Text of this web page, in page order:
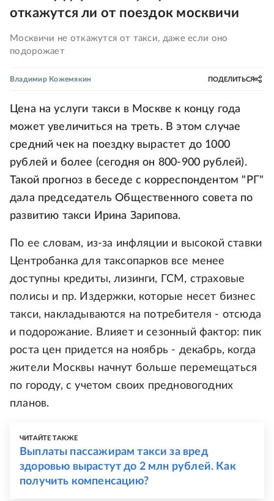
откажутся ли от поездок москвичи
Москвичи не откажутся от такси, даже если оно
подорожает
Владимир Кожемякин ПОДЕЛИТЬСЯ
Цена на услуги такси в Москве к концу года
может увеличиться на треть. В этом случае
средний чек на поездку вырастет до 1000
рублей и более (сегодня он 800-900 рублей).
Такой прогноз в беседе с корреспондентом "РГ"
дала председатель Общественного совета по
развитию такси Ирина Зарипова.
По ее словам, из-за инфляции и высокой ставки
Центробанка для таксопарков все менее
доступны кредиты, лизинги, ГСМ, страховые
полисы и пр. Издержки, которые несет бизнес
такси, накладываются на потребителя - отсюда
и подорожание. Влияет и сезонный фактор: пик
роста цен придется на ноябрь - декабрь, когда
жители Москвы начнут больше перемещаться
по городу, с учетом своих предновогодних
планов.
ЧИТАЙТЕ ТАКЖЕ
Выплаты пассажирам такси за вред
здоровью вырастут до 2 млн рублей. Как
получить компенсацию?